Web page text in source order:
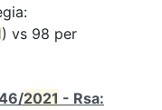
) vs 98 per
2021 - Rsa: